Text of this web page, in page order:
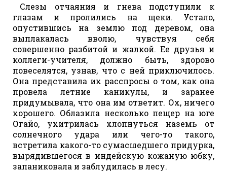
Слезы отчаяния и гнева подступили к
глазам и пролились на щеки. Устало,
опустившись на землю под деревом, она
выплакалась вволю, чувствуя себя
совершенно разбитой и жалкой. Ее друзья и
коллеги-учителя, должно быть, здорово
повеселятся, узнав, что с ней приключилось.
Она представила их расспросы о том, как она
провела летние каникулы, и заранее
придумывала, что она им ответит. Ох, ничего
хорошего. Облазила несколько пещер на юге
Огайо, ухитрилась хлопнуться наземь от
солнечного удара или чего-то такого,
встретила какого-то сумасшедшего придурка,
вырядившегося в индейскую кожаную юбку,
запаниковала и заблудилась в лесу.